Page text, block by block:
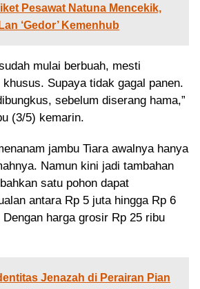
Pesawat Natuna Mencekik,
‘Gedor’ Kemenhub
mulai berbuah, mesti
Supaya tidak gagal panen.
sebelum diserang hama,”
(3/5) kemarin.
jambu Tiara awalnya hanya
Namun kini jadi tambahan
satu pohon dapat
antara Rp 5 juta hingga Rp 6
harga grosir Rp 25 ribu
Jenazah di Perairan Pian